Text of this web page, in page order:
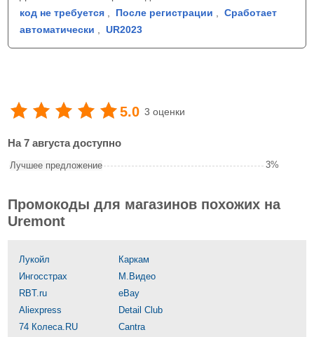
код не требуется
После регистрации
Сработает
автоматически
UR2023
5.0 3 оценки
На 7 августа доступно
Лучшее предложение 3%
Промокоды для магазинов похожих на
Uremont
Лукойл
Каркам
Ингосстрах
М.Видео
RBT.ru
eBay
Aliexpress
Detail Club
74 Колеса.RU
Cantra